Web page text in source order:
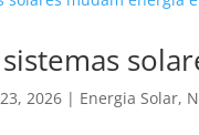
2026 | Energia Solar,